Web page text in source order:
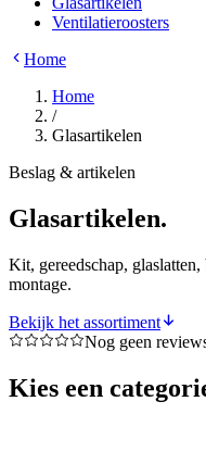
Ventilatieroosters
Home
Home
/
Glasartikelen
Beslag & artikelen
Glasartikelen.
Kit, gereedschap,
montage.
Bekijk het assortiment
Nog geen
Kies een